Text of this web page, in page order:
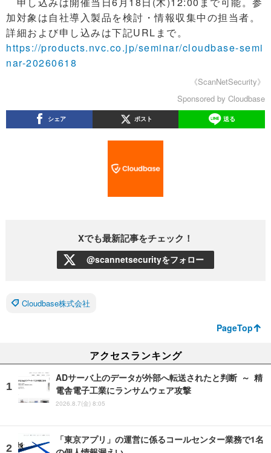
加対象は自社導入製品を検討・情報収集中の担当者。
詳細および申し込みは下記URLまで。
https://products.nvc.co.jp/seminar/cloudbase-semi
nar-20260618
《ScanNetSecurity》
Sponsored by Cloudbase
シェア ポスト 送る
Xでも最新記事をチェック！
@scannetsecurityをフォロー
Cloudbase株式会社
PageTop
アクセスランキング
ADサーバ上のデータが外部へ転送されたと判断 ～ 精
電舎電子工業にランサムウェア攻撃
2026.8.7(金) 8:05
「東京アプリ」の運営に係るコールセンター業務で1名